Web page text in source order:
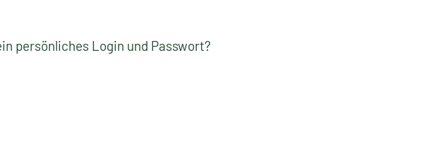
persönliches Login und Passwort?